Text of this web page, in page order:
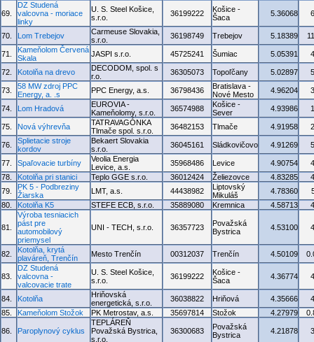
69.
DZ Studená
valcovna - moriace
linky
U. S. Steel Košice,
s.r.o.
36199222
Košice -
Šaca
5.36068
70. Lom Trebejov
Carmeuse Slovakia,
s.r.o.
36198749 Trebejov 5.18389
71.
Kameňolom Červená
Skala
JASPI s.r.o. 45725241 Šumiac 5.05391
72. Kotolňa na drevo
DECODOM, spol. s
r.o.
36305073 Topoľčany 5.02897
73.
58 MW zdroj PPC
Energy, a. .s
PPC Energy, a.s. 36798436
Bratislava -
Nové Mesto
4.96204
74. Lom Hradová
EUROVIA -
Kameňolomy, s.r.o.
36574988
Košice -
Sever
4.93986
75. Nová výhrevňa
TATRAVAGÓNKA
Tlmače spol. s.r.o.
36482153 Tlmače 4.91958
76.
Splietacie stroje
kordov
Bekaert Slovakia
s.r.o.
36045161 Sládkovičovo 4.91269
77. Spaľovacie turbíny
Veolia Energia
Levice, a.s.
35968486 Levice 4.90754
78.
Kotolňa pri stanici Teplo GGE s.r.o. 36012424 Želiezovce 4.83285
79.
PK 5 - Podbreziny
Žiarska
LMT, a.s. 44438982
Liptovský
Mikuláš
4.78360
80.
Kotolňa K5 STEFE ECB, s.r.o. 35889080 Kremnica 4.58713
81.
Výroba tesniacich
pást pre
automobilový
priemysel
UNI - TECH, s.r.o. 36357723
Považská
Bystrica
4.53100
82.
Kotolňa, krytá
plaváreň, Trenčín
Mesto Trenčín 00312037 Trenčín 4.50109
83.
DZ Studená
valcovna -
valcovacie trate
U. S. Steel Košice,
s.r.o.
36199222
Košice -
Šaca
4.36774
84. Kotolňa
Hriňovská
energetická, s.r.o.
36038822 Hriňová 4.35666
85.
Kameňolom Stožok PK Metrostav, a.s. 35697814 Stožok 4.27979
86. Paroplynový cyklus
TEPLÁREŇ
Považská Bystrica,
s.r.o.
36300683
Považská
Bystrica
4.21878